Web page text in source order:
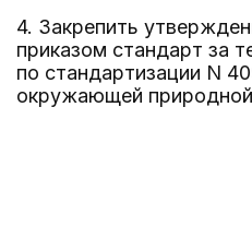
4. Закрепить
приказом стандарт за
по стандартизации N
окружающей